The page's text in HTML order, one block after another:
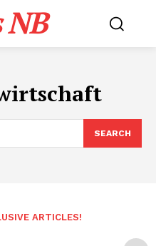
NB
SEARCH
ARTICLES!